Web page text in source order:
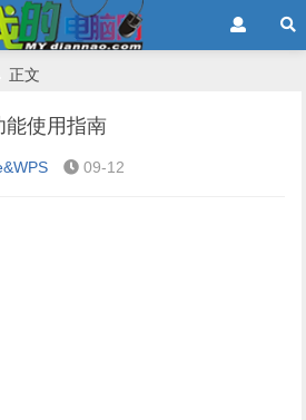
正文
能使用指南
09-12